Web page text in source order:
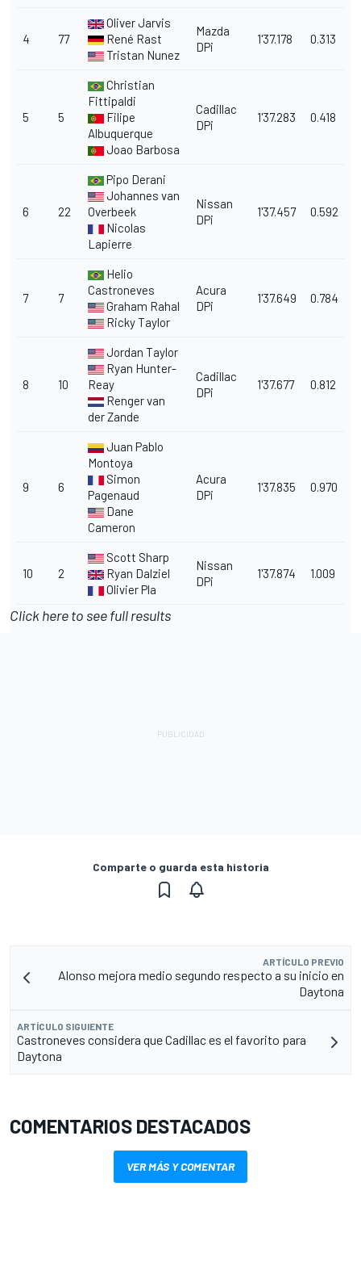
4 77
Oliver Jarvis
René Rast
Tristan Nunez
Mazda
DPi
1'37.178 0.313
5 5
Christian
Fittipaldi
Filipe
Albuquerque
Joao Barbosa
Cadillac
DPi
1'37.283 0.418
6 22
Pipo Derani
Johannes van
Overbeek
Nicolas
Lapierre
Nissan
DPi
1'37.457 0.592
7 7
Helio
Castroneves
Graham Rahal
Ricky Taylor
Acura
DPi
1'37.649 0.784
8 10
Jordan Taylor
Ryan Hunter-
Reay
Renger van
der Zande
Cadillac
DPi
1'37.677 0.812
9 6
Juan Pablo
Montoya
Simon
Pagenaud
Dane
Cameron
Acura
DPi
1'37.835 0.970
10 2
Scott Sharp
Ryan Dalziel
Olivier Pla
Nissan
DPi
1'37.874 1.009
Click here to see full results
Comparte o guarda esta historia
ARTÍCULO PREVIO
Alonso mejora medio segundo respecto a su inicio en
Daytona
ARTÍCULO SIGUIENTE
Castroneves considera que Cadillac es el favorito para
Daytona
COMENTARIOS DESTACADOS
VER MÁS Y COMENTAR